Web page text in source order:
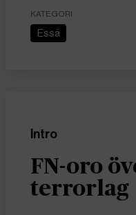
KATEGORI
Essä
Intro
FN-oro
terrorlag